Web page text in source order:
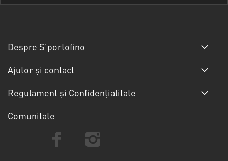
Despre S'portofino
Ajutor și contact
Regulament și Confidențialitate
Comunitate